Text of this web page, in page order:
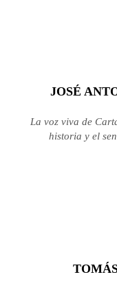
JOSÉ
La voz viva de
historia y el